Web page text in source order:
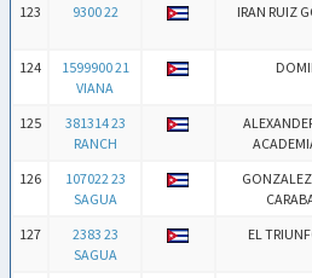
123
9300 22 IRAN RUIZ
124
1599900 21
VIANA
125
381314 23
RANCH
126
107022 23
SAGUA
GONZALEZ
127
2383 23
SAGUA
EL